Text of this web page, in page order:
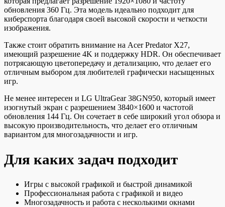
обновления 360 Гц. Эта модель идеально подходит для
киберспорта благодаря своей высокой скорости и четкости
изображения.
Также стоит обратить внимание на Acer Predator X27,
имеющий разрешение 4K и поддержку HDR. Он обеспечивает
потрясающую цветопередачу и детализацию, что делает его
отличным выбором для любителей графически насыщенных
игр.
Не менее интересен и LG UltraGear 38GN950, который имеет
изогнутый экран с разрешением 3840×1600 и частотой
обновления 144 Гц. Он сочетает в себе широкий угол обзора и
высокую производительность, что делает его отличным
вариантом для многозадачности и игр.
Для каких задач подходит
Игры с высокой графикой и быстрой динамикой
Профессиональная работа с графикой и видео
Многозадачность и работа с несколькими окнами